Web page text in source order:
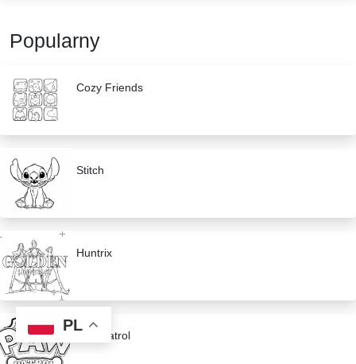
Popularny
Cozy Friends
Stitch
Huntrix
Paw Patrol
PL